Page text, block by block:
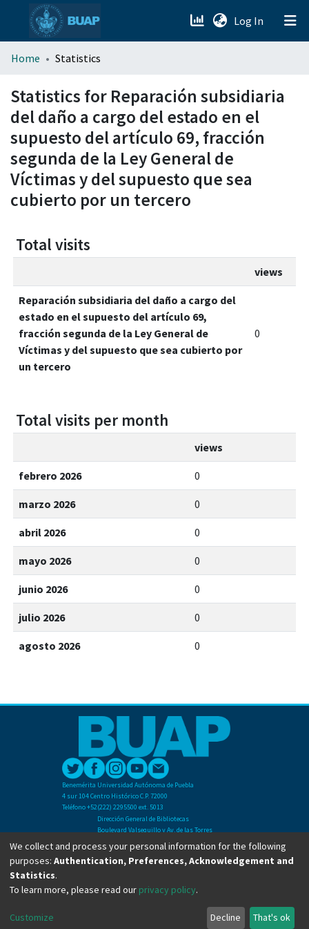
Log In (current)
menu.section.about_menu
All of DSpace
Home Statistics
Statistics for Reparación subsidiaria
del daño a cargo del estado en el
supuesto del artículo 69, fracción
segunda de la Ley General de
Víctimas y del supuesto que sea
cubierto por un tercero
Total visits
views
Reparación subsidiaria del daño a cargo del
estado en el supuesto del artículo 69,
fracción segunda de la Ley General de
Víctimas y del supuesto que sea cubierto por
un tercero
0
Total visits per month
views
febrero 2026 0
marzo 2026 0
abril 2026 0
mayo 2026 0
junio 2026 0
julio 2026 0
agosto 2026 0
Benemérita Universidad Autónoma de Puebla
4 sur 104 Centro Histórico C.P. 72000
Teléfono +52(222) 2295500 ext. 5013
Dirección General de Bibliotecas
Boulevard Valsequillo y Av. de las Torres
Ciudad Universitaria. Col. San Manuel
C.P. 72570
Teléfono +52 (222) 2295500 Ext 2901
Copyright © Dirección General de Bibliotecas - BUAP 2024. All right reserved.
We collect and process your personal information for the following
purposes: Authentication, Preferences, Acknowledgement and
Statistics.
To learn more, please read our privacy policy.
Customize Decline That's ok